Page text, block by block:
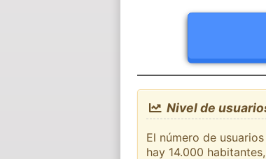
Nivel de
El número de
hay 14.000